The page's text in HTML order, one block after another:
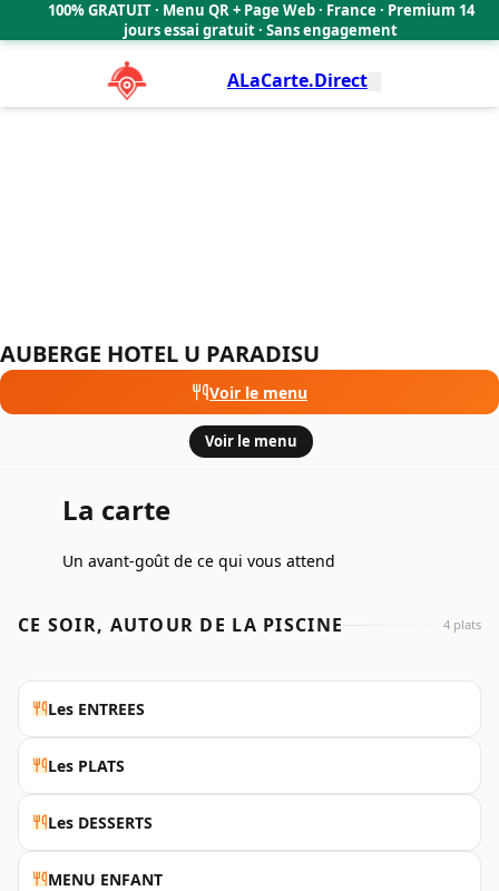
100% GRATUIT · Menu QR + Page Web · France · Premium 14
jours essai gratuit · Sans engagement
ALaCarte.Direct
AUBERGE HOTEL U PARADISU
Voir le menu
· Voir le menu
AUBERGE HOTEL U PARADISU
La carte
Un avant-goût de ce qui vous attend
CE SOIR, AUTOUR DE LA PISCINE 4 plats
Les ENTREES
Les PLATS
Les DESSERTS
MENU ENFANT